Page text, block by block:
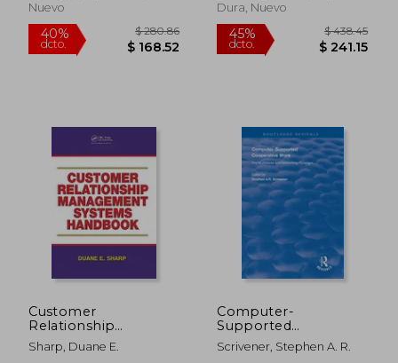
dcto. dcto.
Information Security
Edinb (en Inglés)
Nuevo
Dura, Nuevo
Customer
Relationship
Management
Systems Handbook
Sharp, Duane E.
Computer-
Supported
Cooperative Work (en
Inglés)
Scrivener, Stephen A. R.